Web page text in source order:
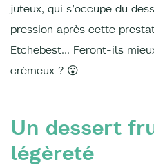
juteux, qui s’occupe du
pression après cette
Etchebest… Feront-ils
crémeux ? 😮
Un dessert
légèreté